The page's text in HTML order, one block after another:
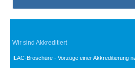
Wir sind Akkreditiert
ILAC-Broschüre - Vorzüge einer Akkreditierung